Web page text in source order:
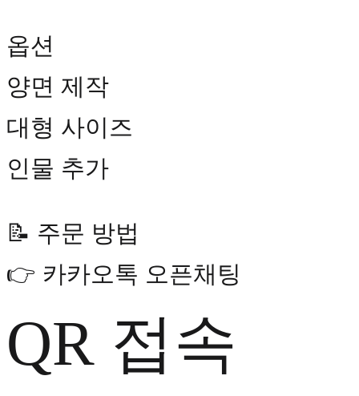
옵션
양면 제작
대형 사이즈
인물 추가
📝 주문 방법
👉 카카오톡 오픈채팅
QR 접속